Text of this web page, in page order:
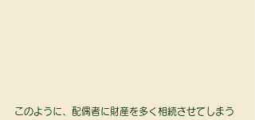
このように、配偶者に財産を多く相続させてしまう